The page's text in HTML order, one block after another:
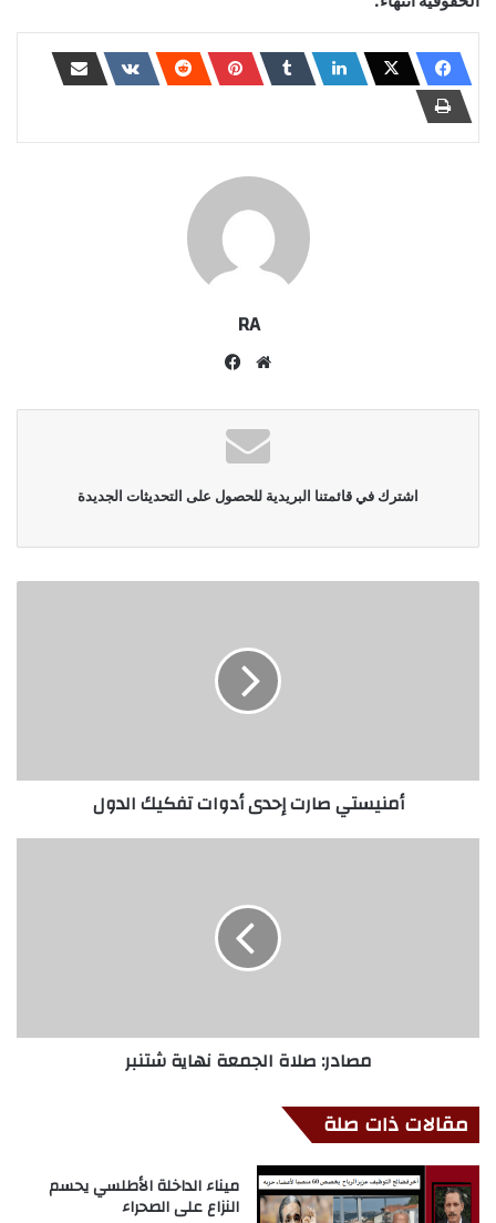
RA
موقع
اشترك في قائمتنا البريدية للحصول على التحديثات الجديدة
أمنيستي صارت إحدى أدوات تفكيك الدول
مصادر: صلاة الجمعة نهاية شتنبر
مقالات ذات صلة
ميناء الداخلة الأطلسي يحسم
النزاع على الصحراء